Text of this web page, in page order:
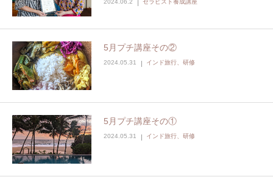
2024.06.2 セラピスト養成講座
5月プチ講座その②
2024.05.31 インド旅行、研修
5月プチ講座その①
2024.05.31 インド旅行、研修